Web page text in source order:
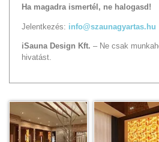
Ha magadra ismertél, ne halogasd!
Jelentkezés: info@szaunagyartas.hu
iSauna Design Kft. – Ne csak
hivatást.